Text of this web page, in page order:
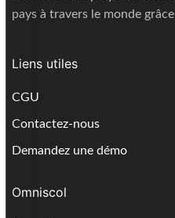
pays à travers le monde
Liens utiles
CGU
Contactez-nous
Demandez une démo
Omniscol